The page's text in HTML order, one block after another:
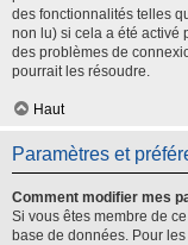
des fonctionnalités telles
non lu) si cela a été activé
des problèmes de
pourrait les résoudre.
Haut
Paramètres et
Comment modifier mes
Si vous êtes membre de
base de données. Pour